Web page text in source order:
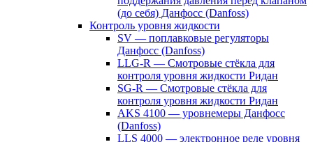
(до себя) Данфосс (Danfoss)
Контроль уровня жидкости
SV — поплавковые регуляторы
Данфосс (Danfoss)
LLG-R — Смотровые стёкла для
контроля уровня жидкости Ридан
SG-R — Смотровые стёкла для
контроля уровня жидкости Ридан
AKS 4100 — уровнемеры Данфосс
(Danfoss)
LLS 4000 — электронное реле уровня